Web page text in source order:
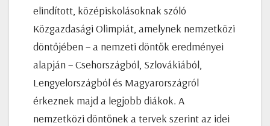
elindított, középiskolásoknak szóló
Közgazdasági Olimpiát, amelynek nemzetközi
döntőjében – a nemzeti döntők eredményei
alapján – Csehországból, Szlovákiából,
Lengyelországból és Magyarországról
érkeznek majd a legjobb diákok. A
nemzetközi döntőnek a tervek szerint az idei